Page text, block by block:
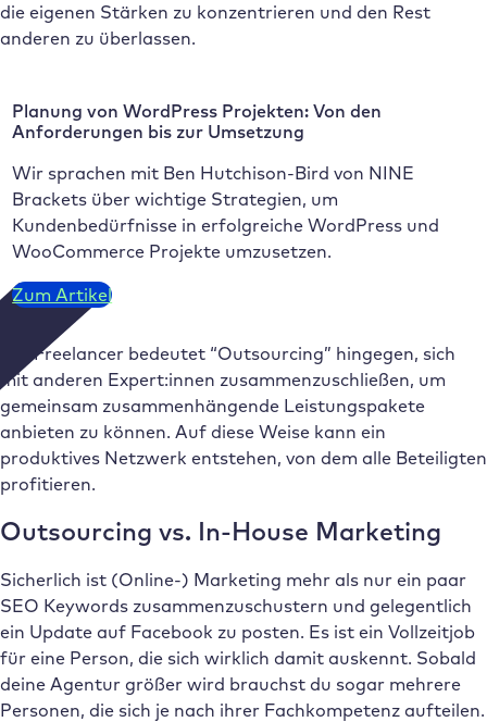
die eigenen Stärken zu konzentrieren und den Rest
anderen zu überlassen.
Planung von WordPress Projekten: Von den
Anforderungen bis zur Umsetzung
Wir sprachen mit Ben Hutchison-Bird von NINE
Brackets über wichtige Strategien, um
Kundenbedürfnisse in erfolgreiche WordPress und
WooCommerce Projekte umzusetzen.
Zum Artikel
Für Freelancer bedeutet “Outsourcing” hingegen, sich
mit anderen Expert:innen zusammenzuschließen, um
gemeinsam zusammenhängende Leistungspakete
anbieten zu können. Auf diese Weise kann ein
produktives Netzwerk entstehen, von dem alle Beteiligten
profitieren.
Outsourcing vs. In-House Marketing
Sicherlich ist (Online-) Marketing mehr als nur ein paar
SEO Keywords zusammenzuschustern und gelegentlich
ein Update auf Facebook zu posten. Es ist ein Vollzeitjob
für eine Person, die sich wirklich damit auskennt. Sobald
deine Agentur größer wird brauchst du sogar mehrere
Personen, die sich je nach ihrer Fachkompetenz aufteilen.